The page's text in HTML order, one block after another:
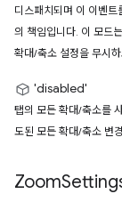
디스패치되며 이 이벤
의 책임입니다. 이 모드는
확대/축소 설정을 무시
'disabled'
탭의 모든 확대/축소를
도된 모든 확대/축소 변
Zoom